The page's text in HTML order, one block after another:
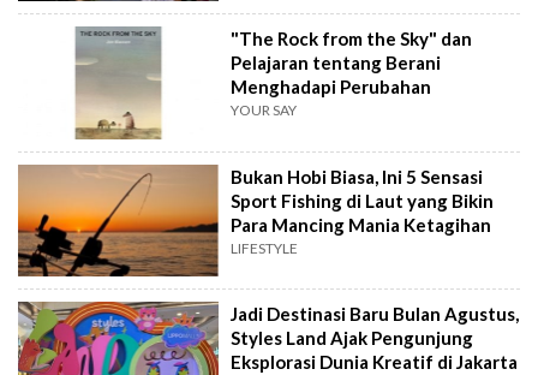
"The Rock from the Sky" dan
Pelajaran tentang Berani
Menghadapi Perubahan
YOUR SAY
Bukan Hobi Biasa, Ini 5 Sensasi
Sport Fishing di Laut yang Bikin
Para Mancing Mania Ketagihan
LIFESTYLE
Jadi Destinasi Baru Bulan Agustus,
Styles Land Ajak Pengunjung
Eksplorasi Dunia Kreatif di Jakarta